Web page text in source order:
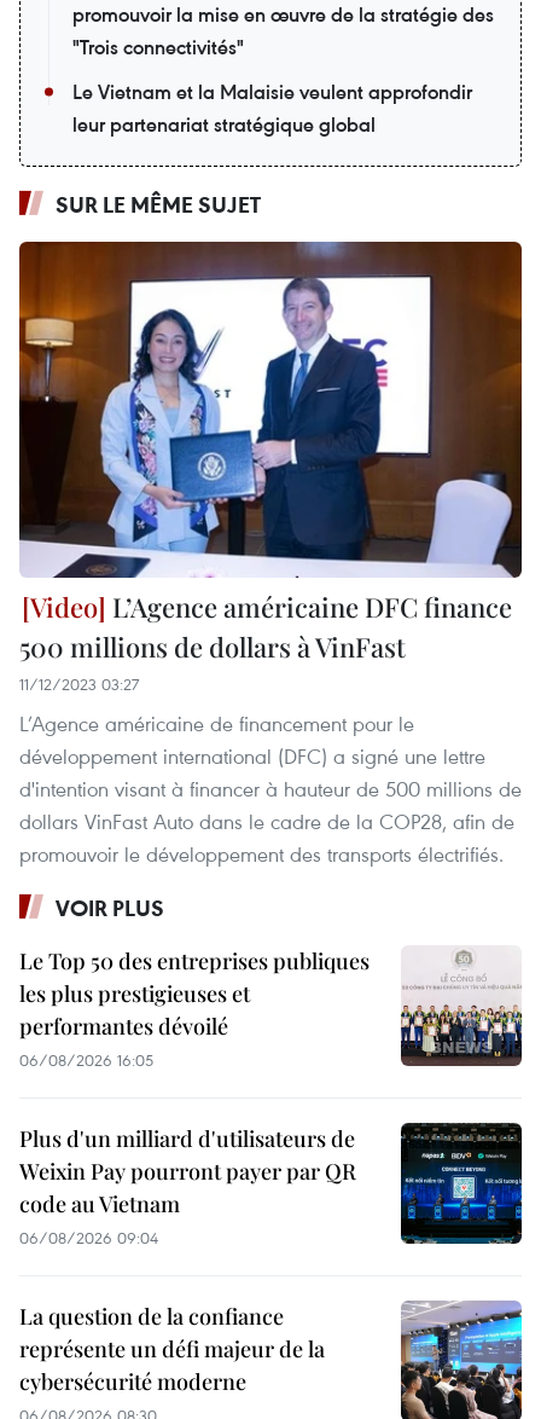
promouvoir la mise en œuvre de la stratégie des
"Trois connectivités"
Le Vietnam et la Malaisie veulent approfondir
leur partenariat stratégique global
SUR LE MÊME SUJET
L’Agence américaine DFC finance
500 millions de dollars à VinFast
11/12/2023 03:27
L’Agence américaine de financement pour le
développement international (DFC) a signé une lettre
d'intention visant à financer à hauteur de 500 millions de
dollars VinFast Auto dans le cadre de la COP28, afin de
promouvoir le développement des transports électrifiés.
VOIR PLUS
Le Top 50 des entreprises publiques
les plus prestigieuses et
performantes dévoilé
06/08/2026 16:05
Plus d'un milliard d'utilisateurs de
Weixin Pay pourront payer par QR
code au Vietnam
06/08/2026 09:04
La question de la confiance
représente un défi majeur de la
cybersécurité moderne